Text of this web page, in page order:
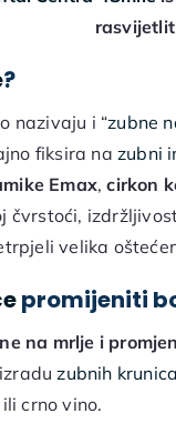
?
nazivaju i “zubne
fiksira na zubni
Emax,cirkon
čvrstoći,
velika
promijeniti
na mrlje i
zubnih
crno vino.